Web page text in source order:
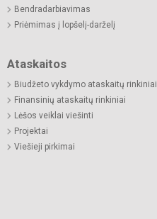
Bendradarbiavimas
Priėmimas į lopšelį-darželį
Ataskaitos
Biudžeto vykdymo ataskaitų rinkiniai
Finansinių ataskaitų rinkiniai
Lėšos veiklai viešinti
Projektai
Viešieji pirkimai